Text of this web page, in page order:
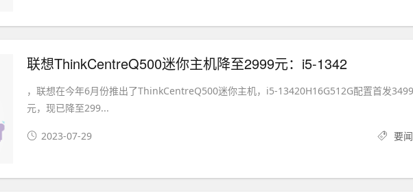
联想ThinkCentreQ500迷你主机降至2999元：i5-1342
，联想在今年6月份推出了ThinkCentreQ500迷你主机，i5-13420H16G512G配置首发3499
元，现已降至299...
2023-07-29 要闻